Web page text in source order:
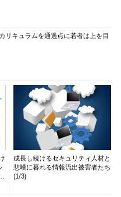
リキュラムを通過点に若者は上を目
成長し続けるセキュリティ人材と
悲嘆に暮れる情報流出被害者たち
(1/3)